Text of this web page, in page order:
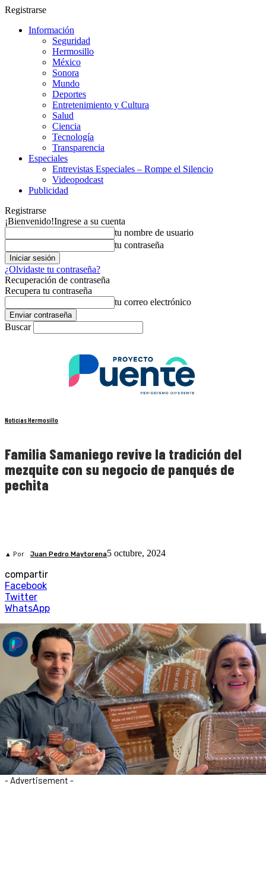
Registrarse
Información
Seguridad
Hermosillo
México
Sonora
Mundo
Deportes
Entretenimiento y Cultura
Salud
Ciencia
Tecnología
Transparencia
Especiales
Entrevistas Especiales – Rompe el Silencio
Videopodcast
Publicidad
Registrarse
¡Bienvenido!Ingrese a su cuenta
tu nombre de usuario
tu contraseña
¿Olvidaste tu contraseña?
Recuperación de contraseña
Recupera tu contraseña
tu correo electrónico
Buscar
Noticias Hermosillo
Familia Samaniego revive la tradición del
mezquite con su negocio de panqués de
pechita
▲ Por Juan Pedro Maytorena5 octubre, 2024
compartir
Facebook
Twitter
WhatsApp
- Advertisement -